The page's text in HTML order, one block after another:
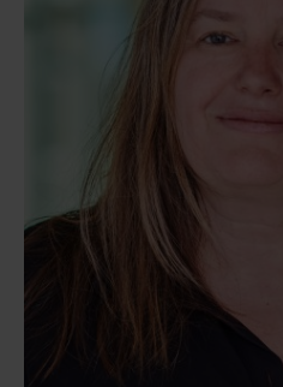
gaat om op werken op
Diploma’s & lidmaatschappen: • Post-
Universiteit Rotterdam • Lid van de
Nederlandse Orde van